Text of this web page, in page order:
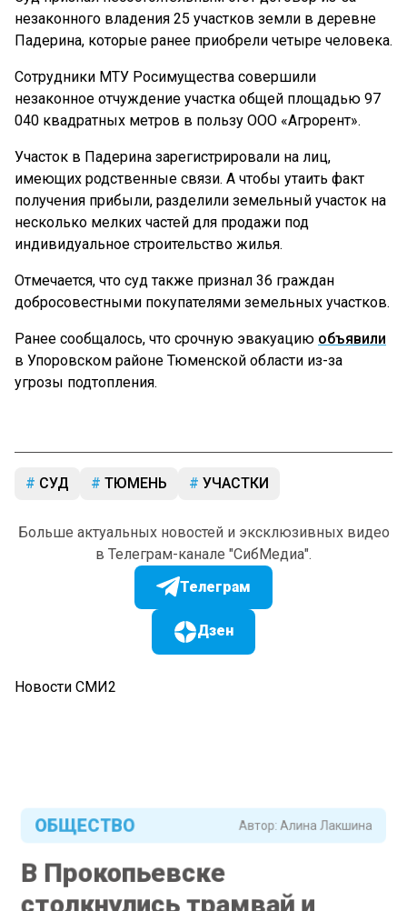
незаконного владения 25 участков земли в деревне
Падерина, которые ранее приобрели четыре человека.
Сотрудники МТУ Росимущества совершили
незаконное отчуждение участка общей площадью 97
040 квадратных метров в пользу ООО «Агрорент».
Участок в Падерина зарегистрировали на лиц,
имеющих родственные связи. А чтобы утаить факт
получения прибыли, разделили земельный участок на
несколько мелких частей для продажи под
индивидуальное строительство жилья.
Отмечается, что суд также признал 36 граждан
добросовестными покупателями земельных участков.
Ранее сообщалось, что срочную эвакуацию объявили
в Упоровском районе Тюменской области из-за
угрозы подтопления.
СУД ТЮМЕНЬ УЧАСТКИ
Больше актуальных новостей и эксклюзивных видео
в Телеграм-канале "СибМедиа".
Телеграм
Дзен
Новости СМИ2
ОБЩЕСТВО
В Прокопьевске
столкнулись трамвай и